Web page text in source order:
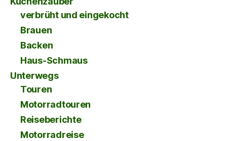
verbrüht und eingekocht
Brauen
Backen
Haus-Schmaus
Unterwegs
Touren
Motorradtouren
Reiseberichte
Motorradreise